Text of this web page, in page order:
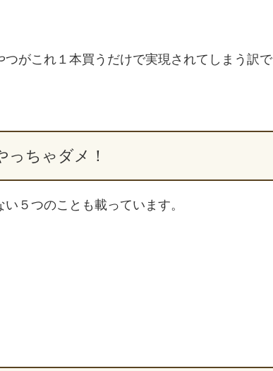
つがこれ１本買うだけで実現されてしまう訳で
っちゃダメ！
５つのことも載っています。